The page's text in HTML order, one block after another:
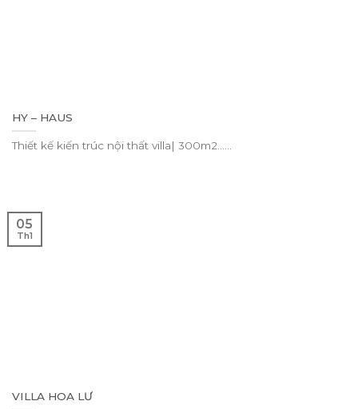
HY – HAUS
Thiết kế kiến trúc nội thất villa| 300m2......
VILLA HOA LƯ
05
Th1